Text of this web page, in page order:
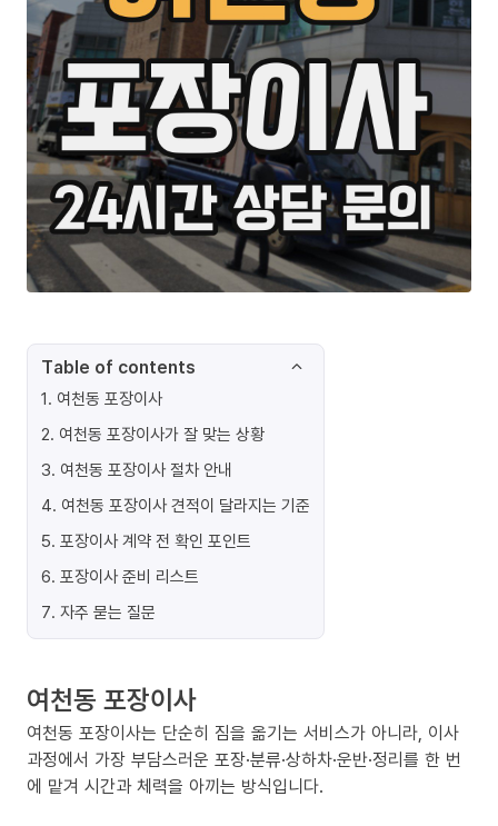
Table of contents
1. 여천동 포장이사
2. 여천동 포장이사가 잘 맞는 상황
3. 여천동 포장이사 절차 안내
4. 여천동 포장이사 견적이 달라지는 기준
5. 포장이사 계약 전 확인 포인트
6. 포장이사 준비 리스트
7. 자주 묻는 질문
여천동 포장이사
여천동 포장이사는 단순히 짐을 옮기는 서비스가 아니라, 이사
과정에서 가장 부담스러운 포장·분류·상하차·운반·정리를 한 번
에 맡겨 시간과 체력을 아끼는 방식입니다.